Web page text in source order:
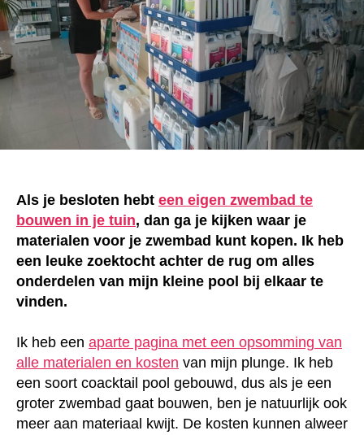
Als je besloten hebt een eigen zwembad te
bouwen in je tuin, dan ga je kijken waar je
materialen voor je zwembad kunt kopen. Ik heb
een leuke zoektocht achter de rug om alles
onderdelen van mijn kleine pool bij elkaar te
vinden.
Ik heb een aparte pagina met een opsomming van
alle materialen en kosten van mijn plunge. Ik heb
een soort coacktail pool gebouwd, dus als je een
groter zwembad gaat bouwen, ben je natuurlijk ook
meer aan materiaal kwijt. De kosten kunnen alweer